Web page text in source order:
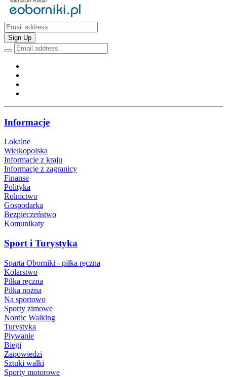
Sign Up
Informacje
Lokalne
Wielkopolska
Informacje z kraju
Informacje z zagranicy
Finanse
Polityka
Rolnictwo
Gospodarka
Bezpieczeństwo
Komunikaty
Sport i Turystyka
Sparta Oborniki - piłka ręczna
Kolarstwo
Piłka ręczna
Piłka nożna
Na sportowo
Sporty zimowe
Nordic Walking
Turystyka
Pływanie
Biegi
Zapowiedzi
Sztuki walki
Sporty motorowe